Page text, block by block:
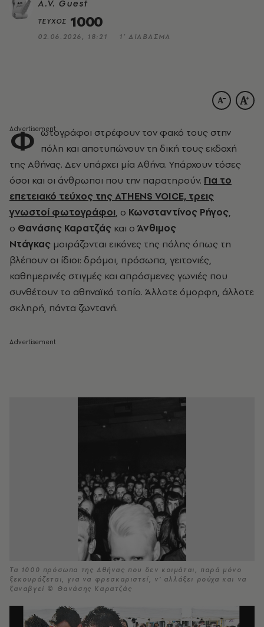
A.V. Guest
ΤΕΥΧΟΣ 1000
02.06.2026, 18:21 1’ ΔΙΑΒΑΣΜΑ
Φ ωτογράφοι στρέφουν τον φακό τους στην
πόλη και αποτυπώνουν τη δική τους εκδοχή
της Αθήνας. Δεν υπάρχει μία Αθήνα. Υπάρχουν τόσες
όσοι και οι άνθρωποι που την παρατηρούν. Για το
επετειακό τεύχος της ATHENS VOICE, τρεις
γνωστοί φωτογράφοι, ο Κωνσταντίνος Ρήγος,
ο Θανάσης Καρατζάς και ο Άνθιμος
Ντάγκας μοιράζονται εικόνες της πόλης όπως τη
βλέπουν οι ίδιοι: δρόμοι, πρόσωπα, γειτονιές,
καθημερινές στιγμές και απρόσμενες γωνιές που
συνθέτουν το αθηναϊκό τοπίο. Άλλοτε όμορφη, άλλοτε
σκληρή, πάντα ζωντανή.
Τα 1000 πρόσωπα της Αθήνας που δεν κοιμάται, παρά μόνο
ξεκουράζεται, για να φρεσκαριστεί, ν’ αλλάξει ρούχα και να
ξαναβγεί © Θανάσης Καρατζάς